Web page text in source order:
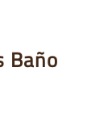
Baño